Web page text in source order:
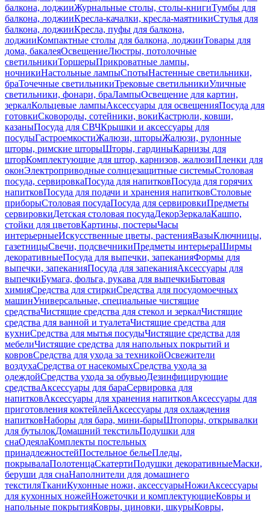
балкона, лоджииЖурнальные столы, столы-книгиТумбы для
балкона, лоджииКресла-качалки, кресла-маятникиСтулья для
балкона, лоджииКресла, пуфы для балкона,
лоджииКомпактные столы для балкона, лоджииТовары для
дома, бакалеяОсвещениеЛюстры, потолочные
светильникиТоршерыПрикроватные лампы,
ночникиНастольные лампыСпотыНастенные светильники,
браТочечные светильникиТрековые светильникиУличные
светильники, фонари, браЛампыОсвещение для картин,
зеркалКольцевые лампыАксессуары для освещенияПосуда для
готовкиСковороды, сотейники, вокиКастрюли, ковши,
казаныПосуда для СВЧКрышки и аксессуары для
посудыГастроемкостиЖалюзи, шторыЖалюзи, рулонные
шторы, римские шторыШторы, гардиныКарнизы для
шторКомплектующие для штор, карнизов, жалюзиПленки для
оконЭлектроприводные солнцезащитные системыСтоловая
посуда, сервировкаПосуда для напитковПосуда для горячих
напитковПосуда для подачи и хранения напитковСтоловые
приборыСтоловая посудаПосуда для сервировкиПредметы
сервировкиДетская столовая посудаДекорЗеркалаКашпо,
стойки для цветовКартины, постерыЧасы
интерьерныеИскусственные цветы, растенияВазыКлючницы,
газетницыСвечи, подсвечникиПредметы интерьераШирмы
декоративныеПосуда для выпечки, запеканияФормы для
выпечки, запеканияПосуда для запеканияАксессуары для
выпечкиБумага, фольга, рукава для выпечкиБытовая
химияСредства для стиркиСредства для посудомоечных
машинУниверсальные, специальные чистящие
средстваЧистящие средства для стекол и зеркалЧистящие
средства для ванной и туалетаЧистящие средства для
кухниСредства для мытья посудыЧистящие средства для
мебелиЧистящие средства для напольных покрытий и
ковровСредства для ухода за техникойОсвежители
воздухаСредства от насекомыхСредства ухода за
одеждойСредства ухода за обувьюДезинфицирующие
средстваАксессуары для бараСервировка для
напитковАксессуары для хранения напитковАксессуары для
приготовления коктейлейАксессуары для охлаждения
напитковНаборы для бара, мини-барыШтопоры, открывалки
для бутылокДомашний текстильПодушки для
снаОдеялаКомплекты постельных
принадлежностейПостельное бельеПледы,
покрывалаПолотенцаСкатертиПодушки декоративныеМаски,
беруши для снаНаполнители для домашнего
текстиляТканиКухонные ножи, аксессуарыНожиАксессуары
для кухонных ножейНожеточки и комплектующиеКовры и
напольные покрытияКовры, циновки, шкурыКовры,